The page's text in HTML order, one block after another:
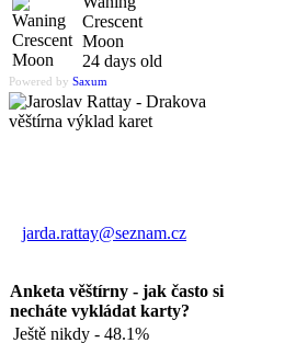
Crescent
Moon
24 days old
Powered by Saxum
jarda.rattay@seznam.cz
Anketa věštírny - jak často si
necháte vykládat karty?
Ještě nikdy - 48.1%